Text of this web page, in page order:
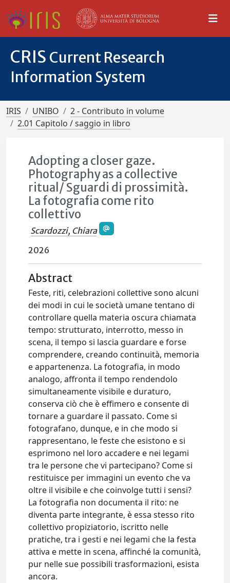
CRIS Current Research
Information System
IRIS UNIBO
2 - Contributo in volume
2.01 Capitolo / saggio in libro
Adopting a closer gaze.
Photography as a collective
ritual/ Sguardi di prossimità.
La fotografia come rito
collettivo
Scardozzi, Chiara
2026
Abstract
Feste, riti, celebrazioni collettive sono alcuni
dei modi in cui le società umane tentano di
controllare quella materia oscura chiamata
tempo: strutturato, interrotto, messo in
scena, il tempo si lascia guardare e forse
comprendere, creando continuità, memoria
e appartenenza. La fotografia, in modo
analogo, affronta il tempo rendendolo
simultaneamente visibile e duraturo,
conserva ciò che è effimero e consente di
tornare a guardare il passato. Come si
fotografano, dunque, e in che modo si
rappresentano, le feste che esistono e si
esprimono nel loro accadere e nei legami
tra le persone che vi partecipano? Come si
restituisce per immagini un evento che va
oltre il visibile e che coinvolge tutti i sensi?
La fotografia non documenta il rito: ne
diventa parte integrante, è essa stesso rito
collettivo propiziatorio, iscritto nelle
pratiche, tra i gesti e nei legami che la festa
attiva e mette in scena, affinché la comunità,
pur nelle sue possibili trasformazioni, esista
ancora.